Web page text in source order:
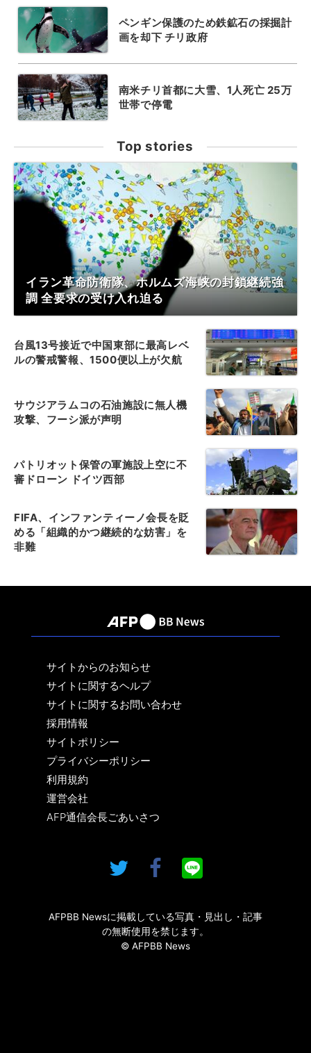
ペンギン保護のため鉄鉱石の採掘計
画を却下 チリ政府
南米チリ首都に大雪、1人死亡 25万
世帯で停電
Top stories
イラン革命防衛隊、ホルムズ海峡の封鎖継続強
調 全要求の受け入れ迫る
台風13号接近で中国東部に最高レベ
ルの警戒警報、1500便以上が欠航
サウジアラムコの石油施設に無人機
攻撃、フーシ派が声明
パトリオット保管の軍施設上空に不
審ドローン ドイツ西部
FIFA、インファンティーノ会長を貶
める「組織的かつ継続的な妨害」を
非難
サイトからのお知らせ
サイトに関するヘルプ
サイトに関するお問い合わせ
採用情報
サイトポリシー
プライバシーポリシー
利用規約
運営会社
AFP通信会長ごあいさつ
AFPBB Newsに掲載している写真・見出し・記事
の無断使用を禁じます。
© AFPBB News